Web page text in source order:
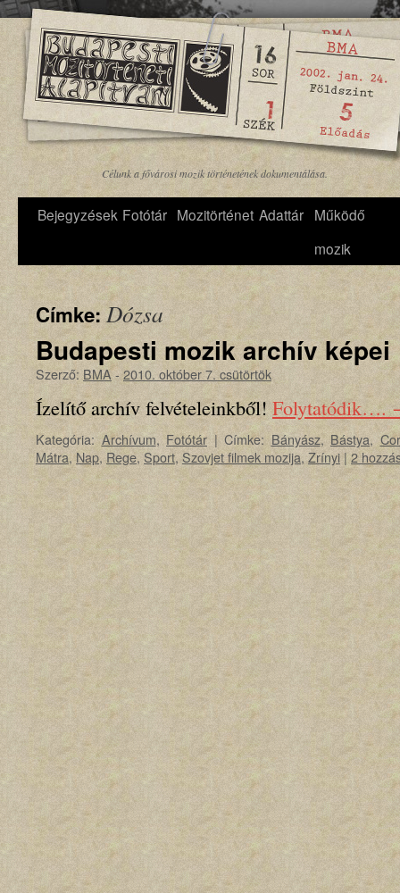
Célunk a fővárosi mozik történetének dokumentálása.
Bejegyzések Fotótár Mozitörténet Adattár Működő
mozik
Címke:Dózsa
Budapesti mozik archív képei
Szerző: BMA- 2010. október 7. csütörtök
Ízelítő archív felvételeinkből!Folytatódik….
Kategória: Archívum,Fotótár | Címke: Bányász, Bástya,
Mátra,Nap, Rege, Sport, Szovjet filmek mozija, Zrínyi | 2